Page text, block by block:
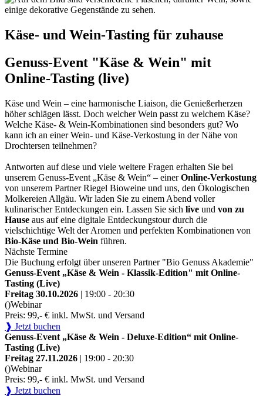
Käse- und Wein-Tasting für zuhause
Genuss-Event "Käse & Wein" mit
Online-Tasting (live)
Käse und Wein – eine harmonische Liaison, die Genießerherzen
höher schlägen lässt. Doch welcher Wein passt zu welchem Käse?
Welche Käse- & Wein-Kombinationen sind besonders gut? Wo
kann ich an einer Wein- und Käse-Verkostung in der Nähe von
Drochtersen teilnehmen?
Antworten auf diese und viele weitere Fragen erhalten Sie bei
unserem Genuss-Event „Käse & Wein“ – einerOnline-Verkostung
von unserem Partner Riegel Bioweine und uns, den Ökologischen
Molkereien Allgäu. Wir laden Sie zu einem Abend voller
kulinarischer Entdeckungen ein. Lassen Sie sich live und von zu
Hause aus auf eine digitale Entdeckungstour durch die
vielschichtige Welt der Aromen und perfekten Kombinationen von
Bio-Käse und Bio-Wein führen.
Nächste Termine
Die Buchung erfolgt über unseren Partner "Bio Genuss Akademie"
Genuss-Event „Käse & Wein - Klassik-Edition" mit Online-
Tasting (Live)
Freitag 30.10.2026 | 19:00 - 20:30
()Webinar
Preis: 99,- € inkl. MwSt. und Versand
❱ Jetzt buchen
Genuss-Event „Käse & Wein - Deluxe-Edition“ mit Online-
Tasting (Live)
Freitag 27.11.2026 | 19:00 - 20:30
()Webinar
Preis: 99,- € inkl. MwSt. und Versand
❱ Jetzt buchen